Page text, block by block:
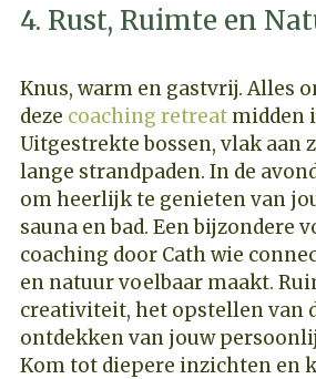
4. Rust, Ruimte en
Knus, warm en gastvrij. Alles
deze coaching retreat midden
Uitgestrekte bossen, vlak aan
lange strandpaden. In de
om heerlijk te genieten van
sauna en bad. Een bijzondere
coaching door Cath wie
en natuur voelbaar maakt.
creativiteit, het opstellen van
ontdekken van jouw
Kom tot diepere inzichten en